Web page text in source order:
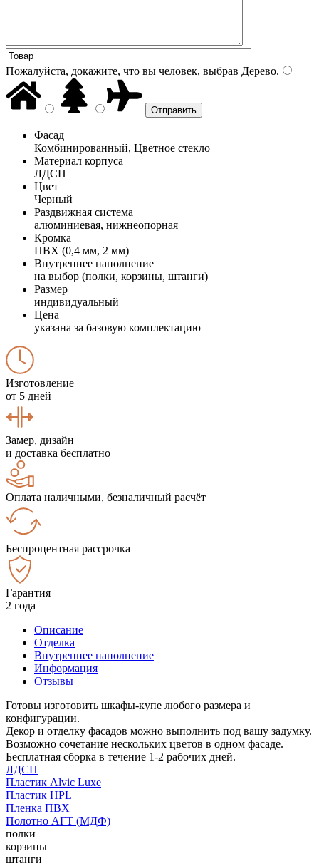
Пожалуйста, докажите, что вы человек, выбрав Дерево.
Фасад
Комбинированный, Цветное стекло
Материал корпуса
ЛДСП
Цвет
Черный
Раздвижная система
алюминиевая, нижнеопорная
Кромка
ПВХ (0,4 мм, 2 мм)
Внутреннее наполнение
на выбор (полки, корзины, штанги)
Размер
индивидуальный
Цена
указана за базовую комплектацию
Изготовление
от 5 дней
Замер, дизайн
и доставка бесплатно
Оплата наличными, безналичный расчёт
Беспроцентная рассрочка
Гарантия
2 года
Описание
Отделка
Внутреннее наполнение
Информация
Отзывы
Готовы изготовить шкафы-купе любого размера и
конфигурации.
Декор и отделку фасадов можно выполнить под вашу задумку.
Возможно сочетание нескольких цветов в одном фасаде.
Бесплатная сборка в течение 1-2 рабочих дней.
ЛДСП
Пластик Alvic Luxe
Пластик HPL
Пленка ПВХ
Полотно АГТ (МДФ)
полки
корзины
штанги